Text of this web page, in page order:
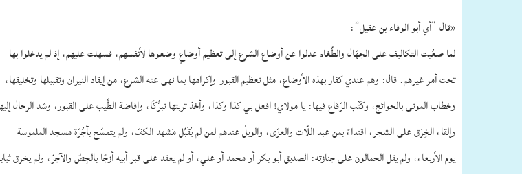
«قال “أي أبو الوفاء بن عقيل”:
لما صعُبت التكاليف على الجهّال والطَّغام عدلوا عن أوضاع الشرع إلى تعظيم أوضاعٍ وضعوها لأنفسهم، فسهلت عليهم، إذ لم يدخلوا بها
تحت أمر غيرهم. قال: وهم عندي كفار بهذه الأوضاع، مثل تعظيم القبور وإكرامها بما نهى عنه الشرع، من إيقاد النيران وتقبيلها وتخليقها،
وخطاب الموتى بالحوائج، وكَتْب الرّقاع فيها: يا مولاي! افعل بي كذا وكذا، وأخذ تربتها تبرُّكًا، وإفاضة الطِّيب على القبور، وشد الرحال
وإلقاء الخِرَق على الشجر، اقتداءً بمن عبد اللّات والعزّى، والويلُ عندهم لمن لم يُقَبِّل مَشهد الكفّ، ولم يتمسّح بآجُرّة مسجد الملموسة
يوم الأربعاء، ولم يقل الحمالون على جنازته: الصديق أبو بكر أو محمد أو علي، أو لم يعقد على قبر أبيه أزجًا بالجِصّ والآجرّ، ولم يخرق